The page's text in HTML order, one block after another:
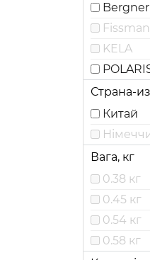
Bergner
Fissman
KELA
Страна-
Китай
Вага, кг
0.38 кг
0.45 кг
0.54 кг
0.58 кг